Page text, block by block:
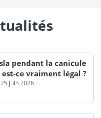
pendant la canicule
ce vraiment légal ?
25 juin 2026